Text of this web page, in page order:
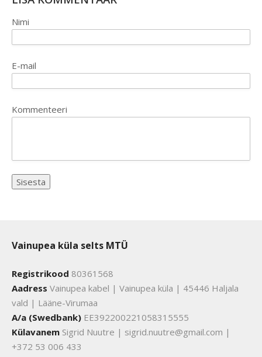
Nimi
E-mail
Kommenteeri
Vainupea küla selts MTÜ
Registrikood 80361568
Aadress Vainupea kabel | Vainupea küla | 45446 Haljala
vald | Lääne-Virumaa
A/a (Swedbank) EE392200221058315555
Külavanem Sigrid Nuutre | sigrid.nuutre@gmail.com |
+372 53 006 433